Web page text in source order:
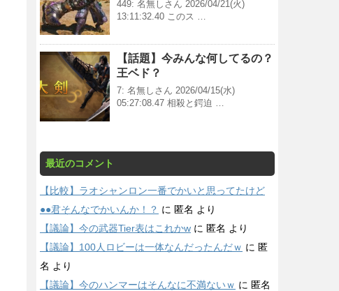
449: 名無しさん 2026/04/21(火)
13:11:32.40 このス …
【話題】今みんな何してるの？
王ベド？
7: 名無しさん 2026/04/15(水)
05:27:08.47 相殺と鍔迫 …
最近のコメント
【比較】ラオシャンロン一番でかいと思ってたけど
●●君そんなでかいんか！？ に 匿名 より
【議論】今の武器Tier表はこれかw に 匿名 より
【議論】100人ロビーは一体なんだったんだｗ に 匿
名 より
【議論】今のハンマーはそんなに不満ないｗ に 匿名